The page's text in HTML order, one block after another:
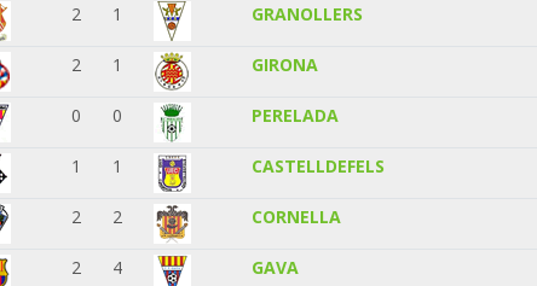
2 1 GRANOLLERS
2 1 GIRONA
0 0 PERELADA
1 1 CASTELLDEFELS
2 2 CORNELLA
2 4 GAVA